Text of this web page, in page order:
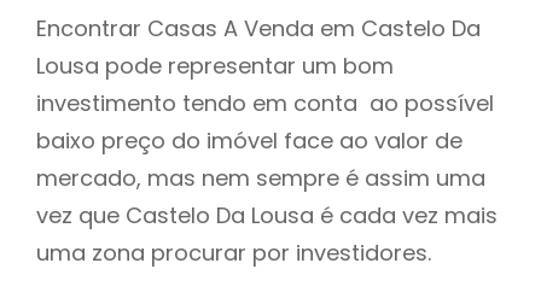
Encontrar Casas A Venda em Castelo Da
Lousa pode representar um bom
investimento tendo em conta ao possível
baixo preço do imóvel face ao valor de
mercado, mas nem sempre é assim uma
vez que Castelo Da Lousa é cada vez mais
uma zona procurar por investidores.